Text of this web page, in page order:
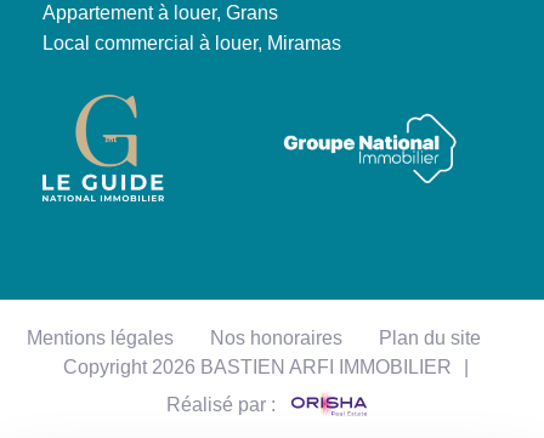
Appartement à louer, Grans
Local commercial à louer, Miramas
Mentions légales Nos honoraires
Plan du site
Copyright 2026 BASTIEN ARFI IMMOBILIER
Réalisé par :